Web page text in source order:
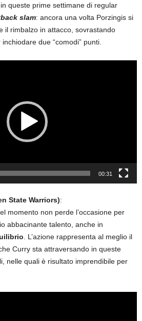
queste prime settimane di regular
slam: ancora una volta Porzingis si
il rimbalzo in attacco, sovrastando
inchiodare due “comodi” punti.
00:31
State Warriors):
momento non perde l’occasione per
abbacinante talento, anche in
. L’azione rappresenta al meglio il
Curry sta attraversando in queste
nelle quali è risultato imprendibile per